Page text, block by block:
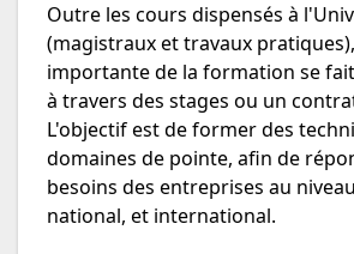
Outre les cours dispensés à
(magistraux et travaux
importante de la formation se
à travers des stages ou un
L'objectif est de former des
domaines de pointe, afin de
besoins des entreprises au
national, et international.